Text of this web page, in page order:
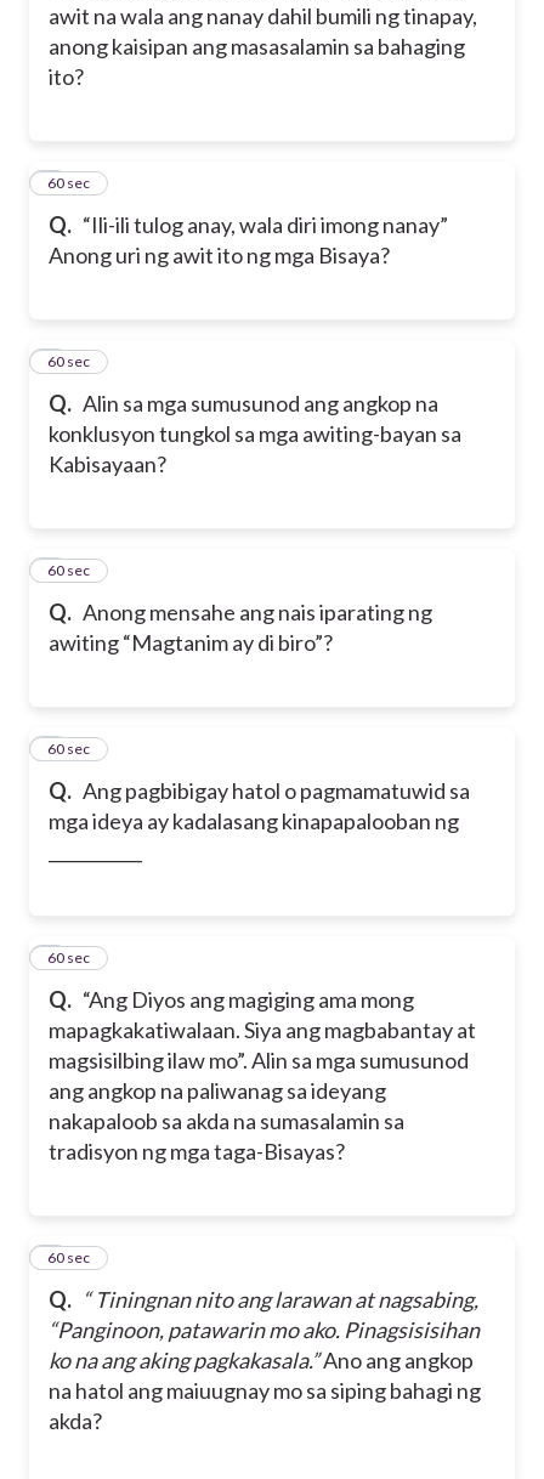
awit na wala ang nanay dahil bumili ng tinapay,
anong kaisipan ang masasalamin sa bahaging
ito?
Q. “Ili-ili tulog anay, wala diri imong nanay”
Anong uri ng awit ito ng mga Bisaya?
360 sec
Q. Alin sa mga sumusunod ang angkop na
konklusyon tungkol sa mga awiting-bayan sa
Kabisayaan?
460 sec
Q. Anong mensahe ang nais iparating ng
awiting “Magtanim ay di biro”?
560 sec
Q. Ang pagbibigay hatol o pagmamatuwid sa
mga ideya ay kadalasang kinapapalooban ng
660 sec
Q. “Ang Diyos ang magiging ama mong
mapagkakatiwalaan. Siya ang magbabantay at
magsisilbing ilaw mo”. Alin sa mga sumusunod
ang angkop na paliwanag sa ideyang
nakapaloob sa akda na sumasalamin sa
tradisyon ng mga taga-Bisayas?
760 sec
Q. “ Tiningnan nito ang larawan at nagsabing,
“Panginoon, patawarin mo ako. Pinagsisisihan
ko na ang aking pagkakasala.”Ano ang angkop
na hatol ang maiuugnay mo sa siping bahagi ng
akda?
860 sec